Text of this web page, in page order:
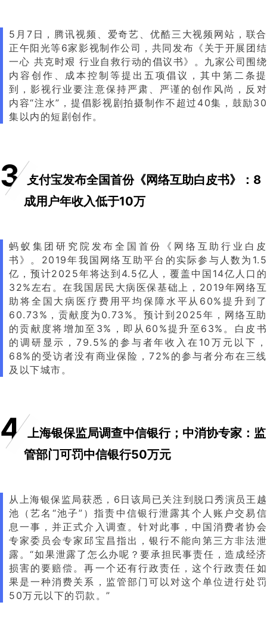
5月7日，腾讯视频、爱奇艺、优酷三大视频网站，联合
正午阳光等6家影视制作公司，共同发布《关于开展团结
一心 共克时艰 行业自救行动的倡议书》。九家公司围绕
内容创作、成本控制等提出五项倡议，其中第二条提
到，影视行业要注意保持严肃、严谨的创作风尚，反对
内容“注水”，提倡影视剧拍摄制作不超过40集，鼓励30
集以内的短剧创作。
3 支付宝发布全国首份《网络互助白皮书》：8
成用户年收入低于10万
蚂蚁集团研究院发布全国首份《网络互助行业白皮
书》。2019年我国网络互助平台的实际参与人数为1.5
亿，预计2025年将达到4.5亿人，覆盖中国14亿人口的
32%左右。在我国居民大病医保基础上，2019年网络互
助将全国大病医疗费用平均保障水平从60%提升到了
60.73%，贡献度为0.73%。预计到2025年，网络互助
的贡献度将增加至3%，即从60%提升至63%。白皮书
的调研显示，79.5%的参与者年收入在10万元以下，
68%的受访者没有商业保险，72%的参与者分布在三线
及以下城市。
4 上海银保监局调查中信银行；中消协专家：监
管部门可罚中信银行50万元
从上海银保监局获悉，6日该局已关注到脱口秀演员王越
池（艺名“池子”）指责中信银行泄露其个人账户交易信
息一事，并正式介入调查。针对此事，中国消费者协会
专家委员会专家邱宝昌指出，银行不能向第三方非法泄
露。“如果泄露了怎么办呢？要承担民事责任，造成经济
损害的要赔偿。再一个还有行政责任，这个行政责任如
果是一种消费关系，监管部门可以对这个单位进行处罚
50万元以下的罚款。”